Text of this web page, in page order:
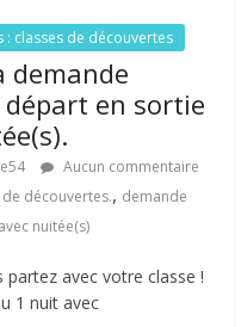
: classes de découvertes
demande
en sortie
Aucun commentaire
de découvertes., demande
nuitée(s)
partez avec votre classe !
1 nuit avec